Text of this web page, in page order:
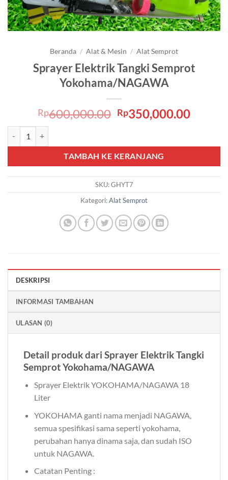
Beranda / Alat & Mesin / Alat Semprot
Sprayer Elektrik Tangki Semprot
Yokohama/NAGAWA
Rp600,000.00 Harga
aslinya
Rp600,000.00.
Rp350,000.00Harga
TAMBAH KE KERANJANG
SKU:GHYT7
Kategori:Alat Semprot
DESKRIPSI
INFORMASI TAMBAHAN
ULASAN (0)
Detail produk dari Sprayer Elektrik Tangki
Semprot Yokohama/NAGAWA
Sprayer Elektrik YOKOHAMA/NAGAWA 18
Liter
YOKOHAMA ganti nama menjadi NAGAWA,
semua spesifikasi sama seperti yokohama,
perubahan hanya dinama saja, dan sudah ISO
untuk NAGAWA.
Catatan Penting :